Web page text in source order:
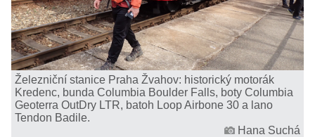
Železniční stanice Praha Žvahov: historický motorák
Kredenc, bunda Columbia Boulder Falls, boty Columbia
Geoterra OutDry LTR, batoh Loop Airbone 30 a lano
Tendon Badile.
Hana Suchá